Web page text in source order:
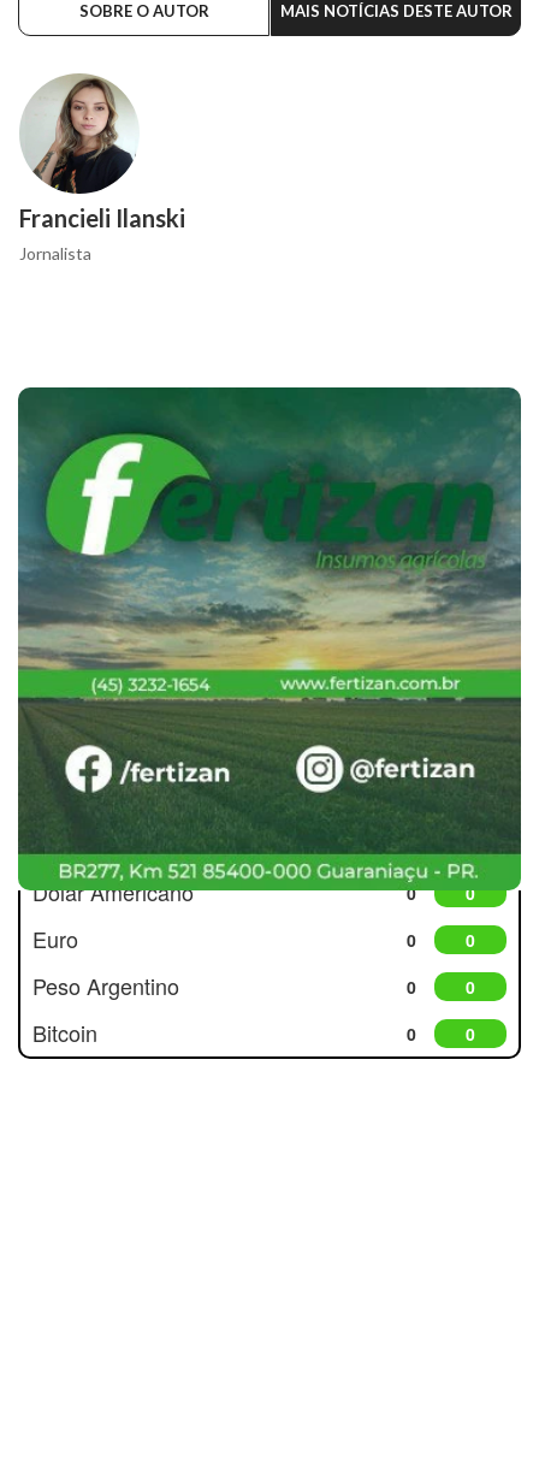
SOBRE O AUTOR MAIS NOTÍCIAS DESTE AUTOR
Francieli Ilanski
Jornalista
Cotações
Dólar Americano 0 0
Euro 0 0
Peso Argentino 0 0
Bitcoin 0 0